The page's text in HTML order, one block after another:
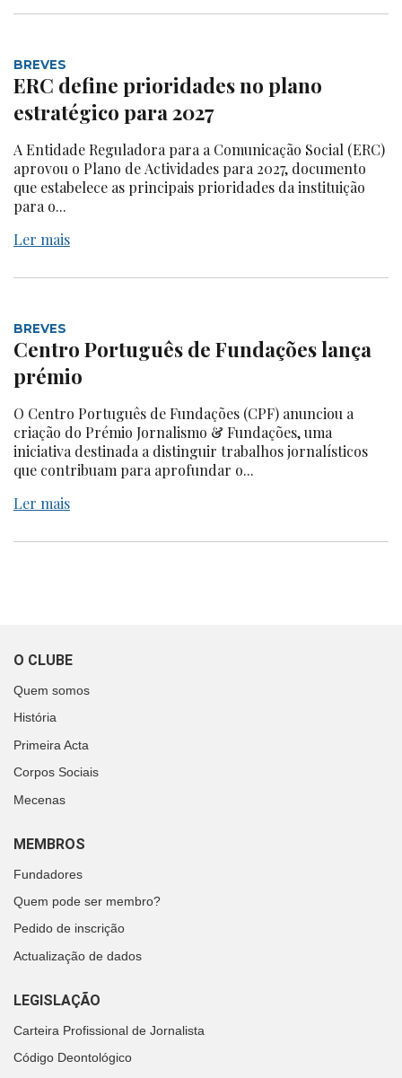
BREVES
ERC define prioridades no plano
estratégico para 2027
A Entidade Reguladora para a Comunicação Social (ERC)
aprovou o Plano de Actividades para 2027, documento
que estabelece as principais prioridades da instituição
para o...
Ler mais
BREVES
Centro Português de Fundações lança
prémio
O Centro Português de Fundações (CPF) anunciou a
criação do Prémio Jornalismo & Fundações, uma
iniciativa destinada a distinguir trabalhos jornalísticos
que contribuam para aprofundar o...
Ler mais
O CLUBE
Quem somos
História
Primeira Acta
Corpos Sociais
Mecenas
MEMBROS
Fundadores
Quem pode ser membro?
Pedido de inscrição
Actualização de dados
LEGISLAÇÃO
Carteira Profissional de Jornalista
Código Deontológico